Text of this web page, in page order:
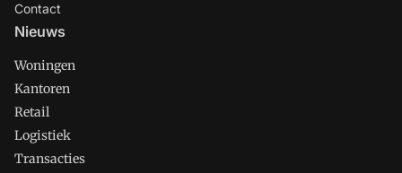
Contact
Nieuws
Woningen
Kantoren
Retail
Logistiek
Transacties